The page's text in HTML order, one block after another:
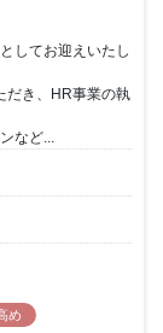
してお迎えいたし
だき、HR事業の執
など...
め